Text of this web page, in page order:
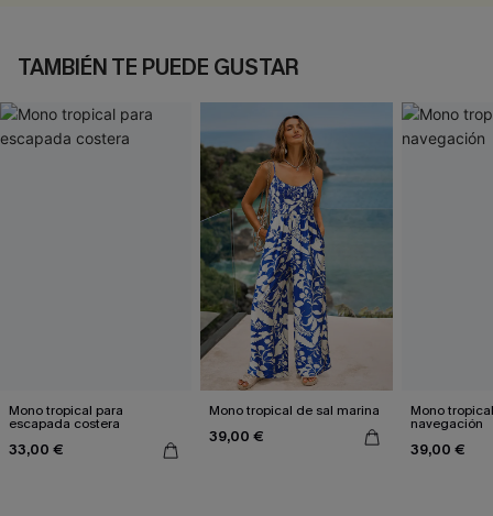
TAMBIÉN TE PUEDE GUSTAR
Mono tropical para
escapada costera
33,00 €
Mono tropical de sal marina
39,00 €
Mono
navegación
39,00 €